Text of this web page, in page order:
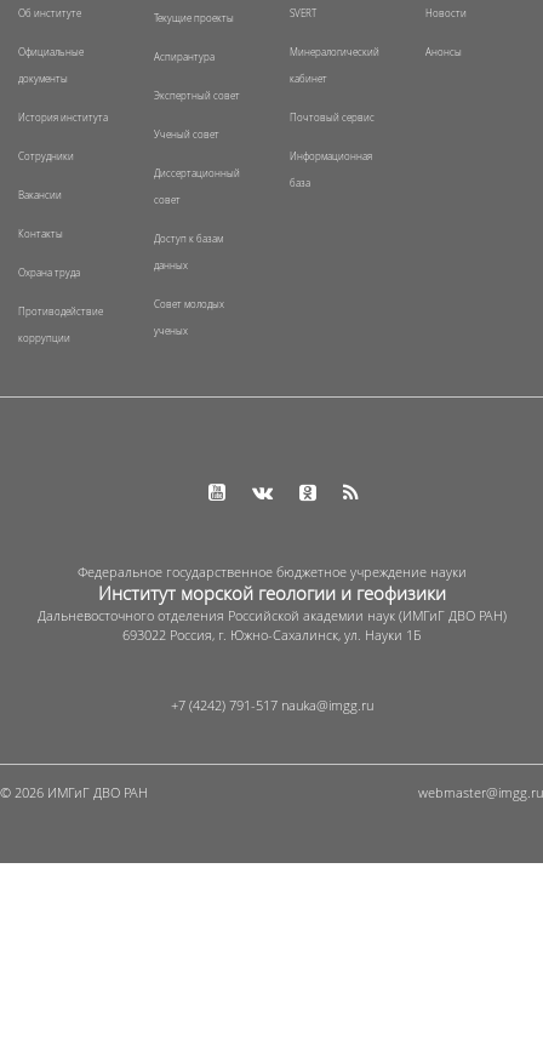
Об институте
Официальные
документы
История института
Сотрудники
Вакансии
Контакты
Охрана труда
Противодействие
коррупции
Текущие проекты
Аспирантура
Экспертный совет
Ученый совет
Диссертационный
совет
Доступ к базам
данных
Совет молодых
ученых
SVERT
Минералогический
кабинет
Почтовый сервис
Информационная
база
Новости
Анонсы
Федеральное государственное бюджетное учреждение науки
Институт морской геологии и геофизики
Дальневосточного отделения Российской академии наук (ИМГиГ ДВО РАН)
693022 Россия, г. Южно-Сахалинск, ул. Науки 1Б
+7 (4242) 791-517
© 2026 ИМГиГ ДВО РАН